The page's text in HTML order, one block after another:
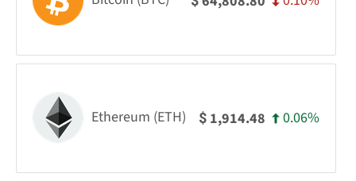
Ethereum (ETH) $ 1,914.48 0.06%